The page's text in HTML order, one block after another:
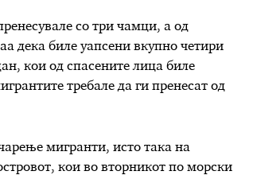
со три чамци, а од
дека биле уапсени вкупно четири
кои од спасените лица биле
требале да ги пренесат од
мигранти, исто така на
кои во вторникот по морски